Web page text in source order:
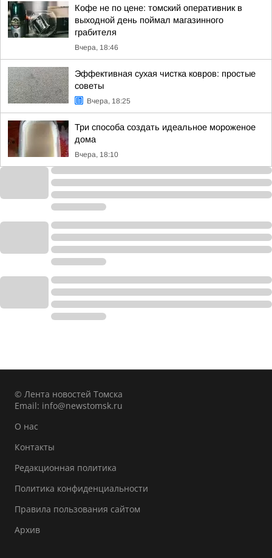
Кофе не по цене: томский оперативник в
выходной день поймал магазинного
грабителя
Вчера, 18:46
Эффективная сухая чистка ковров: простые
советы
Вчера, 18:25
Три способа создать идеальное мороженое
дома
Вчера, 18:10
© Лента новостей Томска
Email: info@newstomsk.ru
О нас
Контакты
Редакционная политика
Политика конфиденциальности
Правила пользования сайтом
Архив